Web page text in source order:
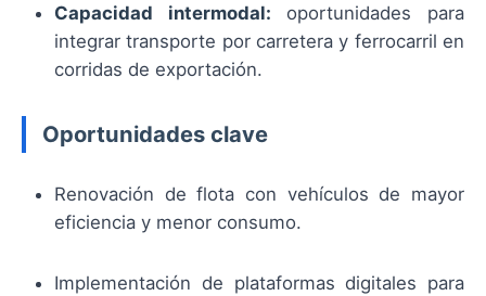
Capacidad intermodal: oportunidades para
integrar transporte por carretera y ferrocarril en
corridas de exportación.
Oportunidades clave
Renovación de flota con vehículos de mayor
eficiencia y menor consumo.
Implementación de plataformas digitales para